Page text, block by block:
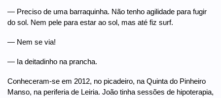
— Preciso de uma barraquinha. Não tenho agilidade para fugir
do sol. Nem pele para estar ao sol, mas até fiz surf.
— Nem se via!
— Ia deitadinho na prancha.
Conheceram-se em 2012, no picadeiro, na Quinta do Pinheiro
Manso, na periferia de Leiria. João tinha sessões de hipoterapia,